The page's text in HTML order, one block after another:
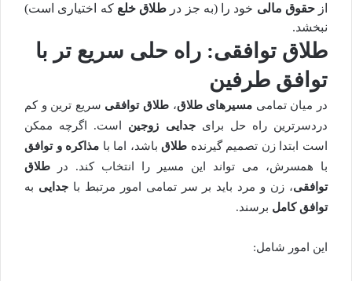
ازحقوق مالی خود را (به جز در طلاق خلع که اختیاری است)
نبخشد.
طلاق توافقی: راه حلی سریع تر با
توافق طرفین
در میان تمامی مسیرهای طلاق، طلاق توافقی سریع ترین و کم
دردسرترین راه حل برایجدایی زوجین است. اگرچه ممکن
است ابتدا زن تصمیم گیرنده طلاقباشد، اما با مذاکره و توافق
با همسرش، می تواند این مسیر را انتخاب کند. در طلاق
توافقی، زن و مرد باید بر سر تمامی امور مرتبط باجدایی به
توافق کامل برسند.
این امور شامل: